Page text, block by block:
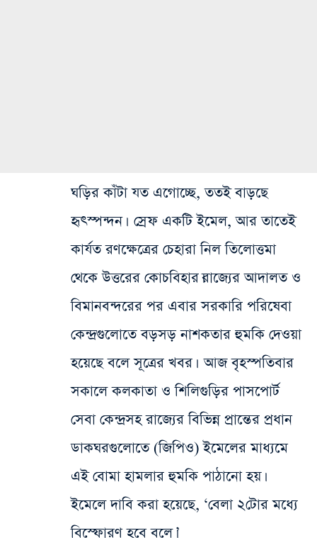
ঘড়ির কাঁটা যত এগোচ্ছে, ততই বাড়ছে
হৃৎস্পন্দন। স্রেফ একটি ইমেল, আর তাতেই
কার্যত রণক্ষেত্রের চেহারা নিল তিলোত্তমা
থেকে উত্তরের কোচবিহার।রাজ্যের আদালত ও
বিমানবন্দরের পর এবার সরকারি পরিষেবা
কেন্দ্রগুলোতে বড়সড় নাশকতার হুমকি দেওয়া
হয়েছে বলে সূত্রের খবর। আজ বৃহস্পতিবার
সকালে কলকাতা ও শিলিগুড়ির পাসপোর্ট
সেবা কেন্দ্রসহ রাজ্যের বিভিন্ন প্রান্তের প্রধান
ডাকঘরগুলোতে (জিপিও) ইমেলের মাধ্যমে
এই বোমা হামলার হুমকি পাঠানো হয়।
ইমেলে দাবি করা হয়েছে, ‘বেলা ২টোর মধ্যে
বিস্ফোরণ হবে বলে।’